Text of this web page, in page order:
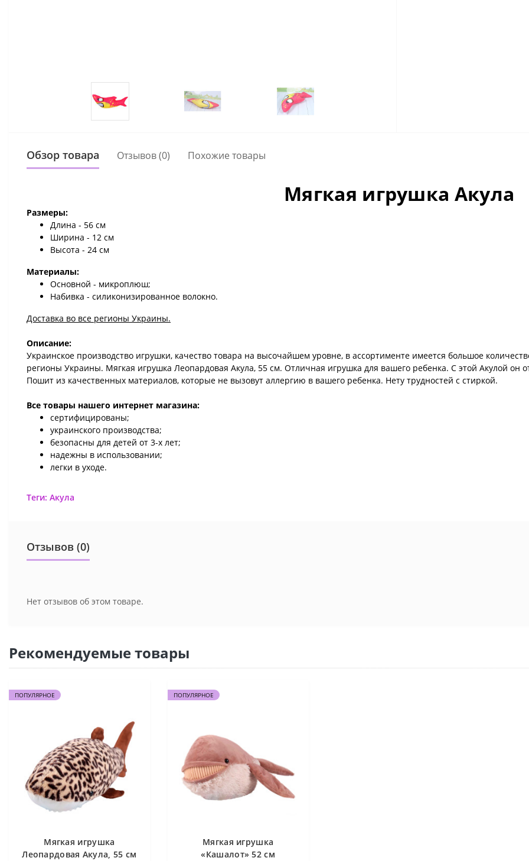
Обзор товара Отзывов (0) Похожие товары
Мягкая игрушка Акула
Размеры:
Длина - 56 см
Ширина - 12 см
Высота - 24 см
Материалы:
Основной - микроплюш;
Набивка - силиконизированное волокно.
Доставка во все регионы Украины.
Описание:
Украинское производство игрушки, качество товара на высочайшем уровне, в ассортименте имеется большое
регионы Украины. Мягкая игрушка Леопардовая Акула, 55 см. Отличная игрушка для вашего ребенка. С этой Акулой он
Пошит из качественных материалов, которые не вызовут аллергию в вашего ребенка. Нету трудностей с стиркой.
Все товары нашего интернет магазина:
сертифицированы;
украинского производства;
безопасны для детей от 3-х лет;
надежны в использовании;
легки в уходе.
Теги: Акула
Отзывов (0)
Нет отзывов об этом товаре.
Рекомендуемые товары
ПОПУЛЯРНОЕ
Мягкая игрушка
Леопардовая Акула, 55 см
ПОПУЛЯРНОЕ
Мягкая игрушка
«Кашалот» 52 см